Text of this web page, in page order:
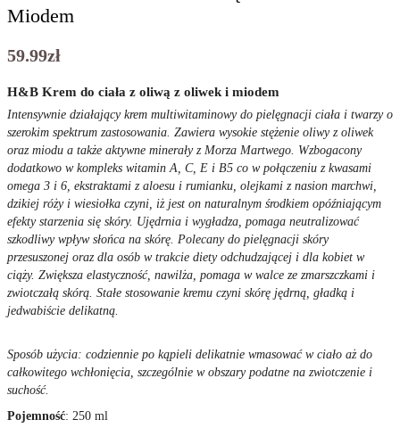
Miodem
59.99zł
H&B Krem do ciała z oliwą z oliwek i miodem
Intensywnie działający krem multiwitaminowy do pielęgnacji ciała i twarzy o
szerokim spektrum zastosowania. Zawiera wysokie stężenie oliwy z oliwek
oraz miodu a także aktywne minerały z Morza Martwego. Wzbogacony
dodatkowo w kompleks witamin A, C, E i B5 co w połączeniu z kwasami
omega 3 i 6, ekstraktami z aloesu i rumianku, olejkami z nasion marchwi,
dzikiej róży i wiesiołka czyni, iż jest on naturalnym środkiem opóźniającym
efekty starzenia się skóry. Ujędrnia i wygładza, pomaga neutralizować
szkodliwy wpływ słońca na skórę. Polecany do pielęgnacji skóry
przesuszonej oraz dla osób w trakcie diety odchudzającej i dla kobiet w
ciąży. Zwiększa elastyczność, nawilża, pomaga w walce ze zmarszczkami i
zwiotczałą skórą. Stałe stosowanie kremu czyni skórę jędrną, gładką i
jedwabiście delikatną.
Sposób użycia: codziennie po kąpieli delikatnie wmasować w ciało aż do
całkowitego wchłonięcia, szczególnie w obszary podatne na zwiotczenie i
suchość.
Pojemność: 250 ml